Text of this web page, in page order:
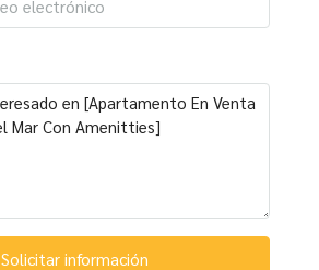
Solicitar información